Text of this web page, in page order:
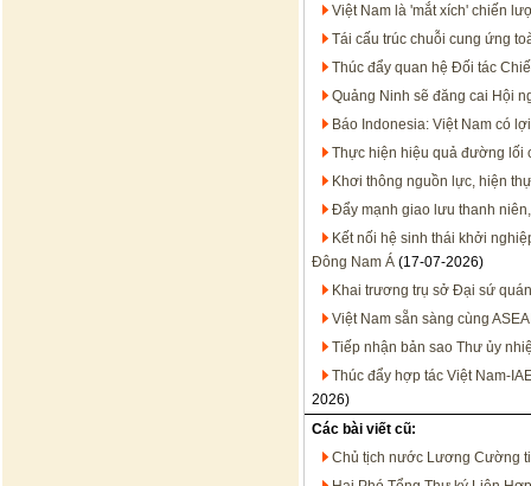
Việt Nam là 'mắt xích' chiến
Tái cấu trúc chuỗi cung ứng
Thúc đẩy quan hệ Đối tác
Quảng Ninh sẽ đăng cai Hội
Báo Indonesia: Việt Nam có
Thực hiện hiệu quả đường lối
Khơi thông nguồn lực, hiện
Đẩy mạnh giao lưu thanh
Kết nối hệ sinh thái khởi
Đông Nam Á (17-07-2026)
Khai trương trụ sở Đại sứ
Việt Nam sẵn sàng cùng
Tiếp nhận bản sao Thư ủy
Thúc đẩy hợp tác Việt Nam-
2026)
Các bài viết cũ:
Chủ tịch nước Lương Cường